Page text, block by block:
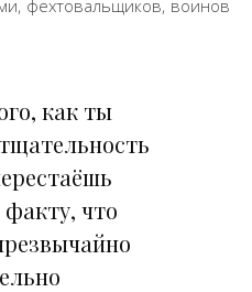
фехтовальщиков, воинов
как ты
факту, что